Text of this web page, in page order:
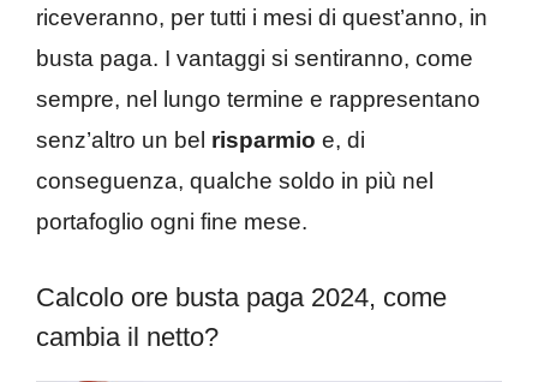
riceveranno, per tutti i mesi di quest’anno, in
busta paga. I vantaggi si sentiranno, come
sempre, nel lungo termine e rappresentano
senz’altro un bel risparmio e, di
conseguenza, qualche soldo in più nel
portafoglio ogni fine mese.
Calcolo ore busta paga 2024, come
cambia il netto?